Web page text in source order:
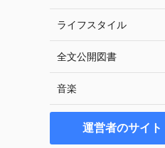
ライフスタイル
全文公開図書
音楽
運営者のサイト